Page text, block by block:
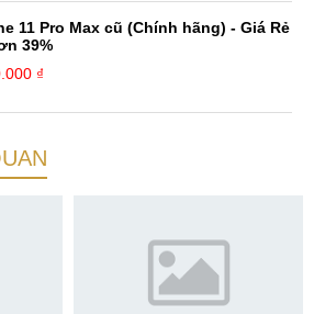
11 Pro Max cũ (Chính hãng) - Giá Rẻ
39%
₫